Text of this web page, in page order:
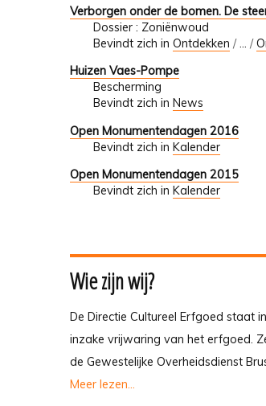
Verborgen onder de bomen. De
Dossier : Zoniënwoud
Bevindt zich in Ontdekken /… /
Huizen Vaes-Pompe
Bescherming
Bevindt zich in News
Open Monumentendagen 2016
Bevindt zich in Kalender
Open Monumentendagen 2015
Bevindt zich in Kalender
Wie zijn wij?
De Directie Cultureel Erfgoed staat
inzake vrijwaring van het erfgoed.
de Gewestelijke Overheidsdienst
Meer lezen...